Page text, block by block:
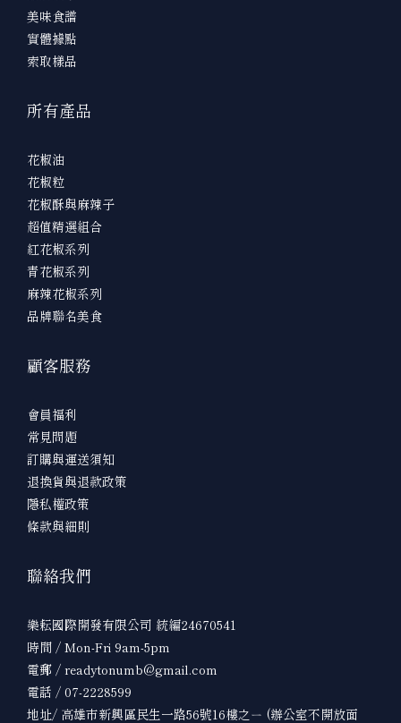
美味食譜
實體據點
索取樣品
所有產品
花椒油
花椒粒
花椒酥與麻辣子
超值精選組合
紅花椒系列
青花椒系列
麻辣花椒系列
品牌聯名美食
顧客服務
會員福利
常見問題
訂購與運送須知
退換貨與退款政策
隱私權政策
條款與細則
聯絡我們
樂耘國際開發有限公司 統編24670541
時間 / Mon-Fri 9am-5pm
電郵 / readytonumb@gmail.com
電話 / 07-2228599
地址/ 高雄市新興區民生一路56號16樓之ㄧ (辦公室不開放面